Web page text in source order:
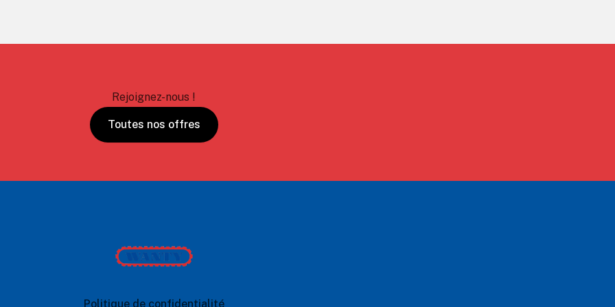
Rejoignez-nous !
Toutes nos offres
Wanty
Politique de confidentialité